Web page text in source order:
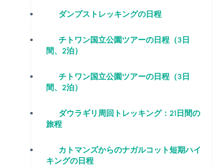
ダンプストレッキングの日程
チトワン国立公園ツアーの日程（3日
間、2泊）
チトワン国立公園ツアーの日程（3日
間、2泊）
ダウラギリ周回トレッキング：21日間の
旅程
カトマンズからのナガルコット短期ハイ
キングの日程